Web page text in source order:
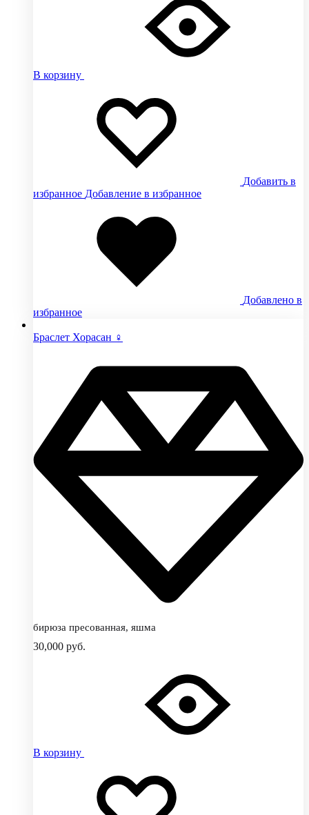
В корзину
Добавить в
избранное Добавление в избранное
Добавлено в
избранное
Браслет Хорасан ♀
бирюза пресованная, яшма
30,000 руб.
В корзину